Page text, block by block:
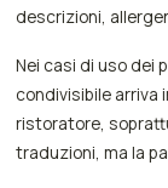
descrizioni,
Nei casi di uso dei
condivisibile arriva
ristoratore,
traduzioni, ma la